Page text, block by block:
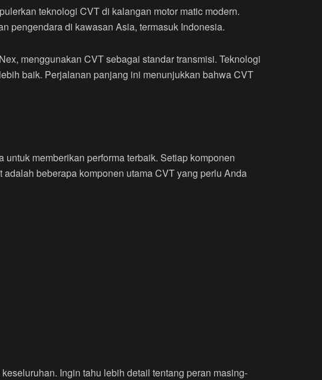
teknologi CVT di kalangan motor matic modern.
pengendara di kawasan Asia, termasuk Indonesia.
menggunakan CVT sebagai standar transmisi. Teknologi
baik. Perjalanan panjang ini menunjukkan bahwa CVT
memberikan performa terbaik. Setiap komponen
beberapa komponen utama CVT yang perlu Anda
Ingin tahu lebih detail tentang peran masing-